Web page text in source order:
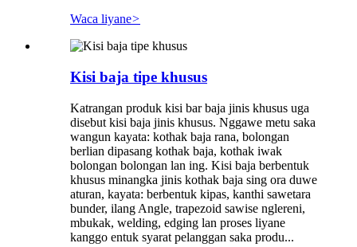
Waca liyane>
Kisi baja tipe khusus
Katrangan produk kisi bar baja jinis khusus uga
disebut kisi baja jinis khusus. Nggawe metu saka
wangun kayata: kothak baja rana, bolongan
berlian dipasang kothak baja, kothak iwak
bolongan bolongan lan ing. Kisi baja berbentuk
khusus minangka jinis kothak baja sing ora duwe
aturan, kayata: berbentuk kipas, kanthi sawetara
bunder, ilang Angle, trapezoid sawise nglereni,
mbukak, welding, edging lan proses liyane
kanggo entuk syarat pelanggan saka produ...